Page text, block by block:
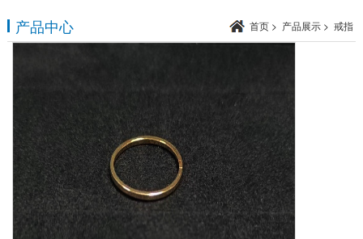
产品中心 首页 > 产品展示 > 戒指